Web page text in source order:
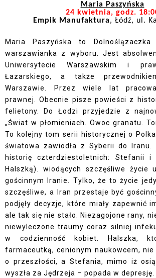
Maria Paszyńska
24 kwietnia, godz.
Empik Manufaktura, Łódź, ul.
Maria Paszyńska to
warszawianka z wyboru. Jest
Uniwersytecie Warszawskim i
Łazarskiego, a także
Warszawie. Przez wiele lat
prawnej. Obecnie pisze powieści z
felietony. Do Łodzi przyjedzie z
„Świat w płomieniach. Owoc granatu.
To kolejny tom serii historycznej o
światowa zawiodła z Syberii do Iranu.
historię czterdziestoletnich: Stefanii i
Halszką). wiodących szczęśliwe życie
gościnnym Iranie. Tylko, że to życie
szczęśliwe, a Iran przestaje być
podjęły decyzje, które miały zapewnić
ale tak się nie stało. Niezagojone rany,
niewyleczone traumy coraz silniej
w codzienność kobiet. Halszka,
farmaceutką, cenionym naukowcem,
o przeszłości, a Stefania, mimo iż
wyszła za Jędrzeja – popada w depresję.